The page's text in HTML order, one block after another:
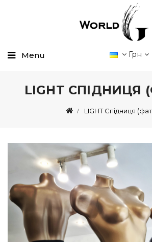
Грн
Menu
LIGHT СПІДНИЦЯ
LIGHT Спідниця